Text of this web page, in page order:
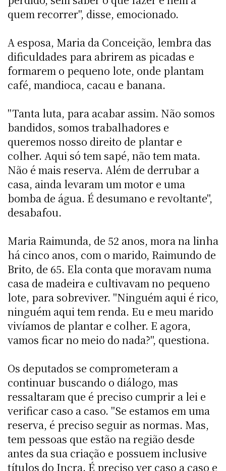
quem recorrer", disse, emocionado.
A esposa, Maria da Conceição, lembra das
dificuldades para abrirem as picadas e
formarem o pequeno lote, onde plantam
café, mandioca, cacau e banana.
"Tanta luta, para acabar assim. Não somos
bandidos, somos trabalhadores e
queremos nosso direito de plantar e
colher. Aqui só tem sapé, não tem mata.
Não é mais reserva. Além de derrubar a
casa, ainda levaram um motor e uma
bomba de água. É desumano e revoltante",
desabafou.
Maria Raimunda, de 52 anos, mora na linha
há cinco anos, com o marido, Raimundo de
Brito, de 65. Ela conta que moravam numa
casa de madeira e cultivavam no pequeno
lote, para sobreviver. "Ninguém aqui é rico,
ninguém aqui tem renda. Eu e meu marido
vivíamos de plantar e colher. E agora,
vamos ficar no meio do nada?", questiona.
Os deputados se comprometeram a
continuar buscando o diálogo, mas
ressaltaram que é preciso cumprir a lei e
verificar caso a caso. "Se estamos em uma
reserva, é preciso seguir as normas. Mas,
tem pessoas que estão na região desde
antes da sua criação e possuem inclusive
títulos do Incra. É preciso ver caso a caso e